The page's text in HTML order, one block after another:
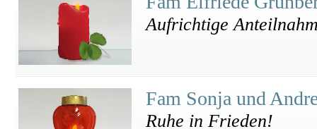
Aufrichtige
Fam Sonja und
Ruhe in Frieden!